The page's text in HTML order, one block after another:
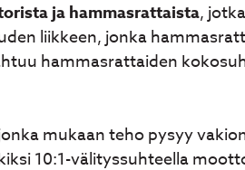
ja hammasrattaista,
liikkeen, jonka
hammasrattaiden
mukaan teho pysyy
10:1-välityssuhteella